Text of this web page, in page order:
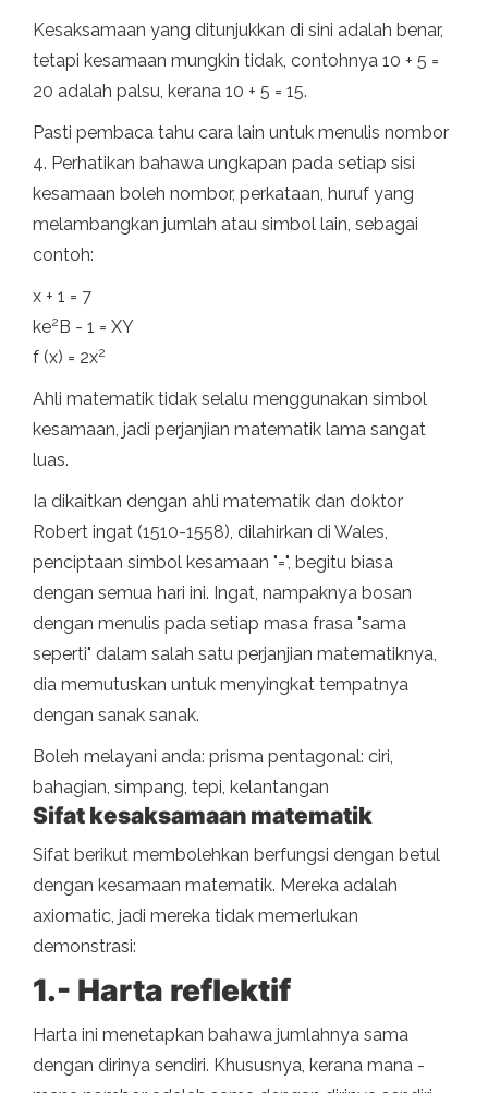
Kesaksamaan yang ditunjukkan di sini adalah benar,
tetapi kesamaan mungkin tidak, contohnya 10 + 5 =
20 adalah palsu, kerana 10 + 5 = 15.
Pasti pembaca tahu cara lain untuk menulis nombor
4. Perhatikan bahawa ungkapan pada setiap sisi
kesamaan boleh nombor, perkataan, huruf yang
melambangkan jumlah atau simbol lain, sebagai
contoh:
x + 1 = 7
ke2B - 1 = XY
f (x) = 2x2
Ahli matematik tidak selalu menggunakan simbol
kesamaan, jadi perjanjian matematik lama sangat
luas.
Ia dikaitkan dengan ahli matematik dan doktor
Robert ingat (1510-1558), dilahirkan di Wales,
penciptaan simbol kesamaan "=", begitu biasa
dengan semua hari ini. Ingat, nampaknya bosan
dengan menulis pada setiap masa frasa "sama
seperti" dalam salah satu perjanjian matematiknya,
dia memutuskan untuk menyingkat tempatnya
dengan sanak sanak.
Boleh melayani anda: prisma pentagonal: ciri,
bahagian, simpang, tepi, kelantangan
Sifat kesaksamaan matematik
Sifat berikut membolehkan berfungsi dengan betul
dengan kesamaan matematik. Mereka adalah
axiomatic, jadi mereka tidak memerlukan
demonstrasi:
1.- Harta reflektif
Harta ini menetapkan bahawa jumlahnya sama
dengan dirinya sendiri. Khususnya, kerana mana -